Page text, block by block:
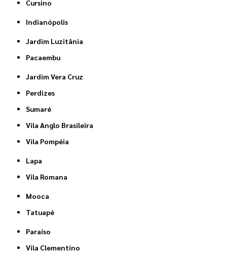
Cursino
Indianópolis
Jardim Luzitânia
Pacaembu
Jardim Vera Cruz
Perdizes
Sumaré
Vila Anglo Brasileira
Vila Pompéia
Lapa
Vila Romana
Mooca
Tatuapé
Paraíso
Vila Clementino